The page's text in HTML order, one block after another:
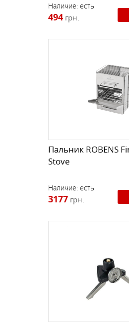
Наличие: есть
494 грн.
Пальник ROBENS
Stove
Наличие: есть
3177 грн.